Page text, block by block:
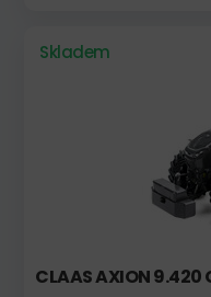
Skladem
CLAAS AXION 9.420